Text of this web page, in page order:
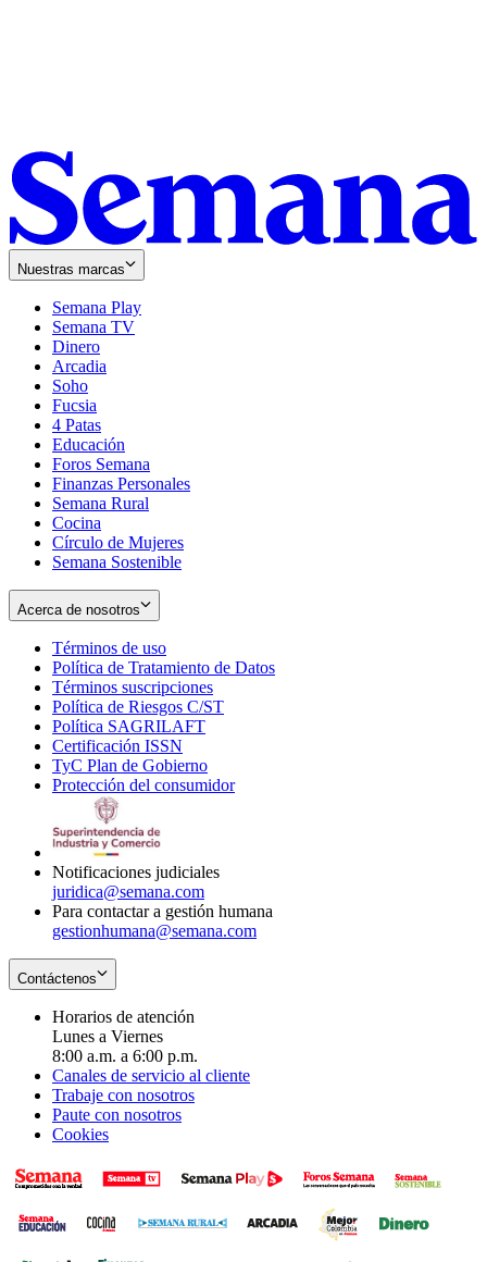
Nuestras marcas
Semana Play
Semana TV
Dinero
Arcadia
Soho
in
new
window
Fucsia
in
new
window
4 Patas
Educación
Foros Semana
Finanzas Personales
Semana Rural
Cocina
Círculo de Mujeres
Semana Sostenible
Acerca de nosotros
Términos de uso
in
new
window
Política de Tratamiento de Datos
Términos suscripciones
in
Política de Riesgos C/ST
Política SAGRILAFT
new
window
Certificación ISSN
in
new
TyC Plan de Gobierno
in
Protección del consumidorOpens
Notificaciones judiciales
juridica@semana.com
Para contactar a gestión humana
gestionhumana@semana.com
Contáctenos
Horarios de atención
Lunes a Viernes
8:00 a.m. a 6:00 p.m.
Canales de servicio al cliente
Trabaje con nosotros
Paute con nosotros
Cookies